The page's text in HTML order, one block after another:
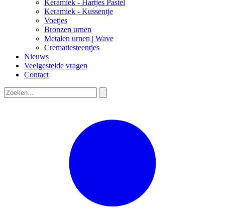
Keramiek - Hartjes Pastel
Keramiek - Kussentje
Voetjes
Bronzen urnen
Metalen urnen | Wave
Crematiesteentjes
Nieuws
Veelgestelde vragen
Contact